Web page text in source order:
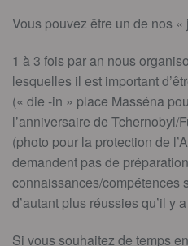
Vous pouvez être un de nos «
1 à 3 fois par an nous
lesquelles il est important
(« die -in » place Masséna
l’anniversaire de Tchernobyl/
(photo pour la protection de
demandent pas de
connaissances/compétences
d’autant plus réussies qu’il y
Si vous souhaitez de temps